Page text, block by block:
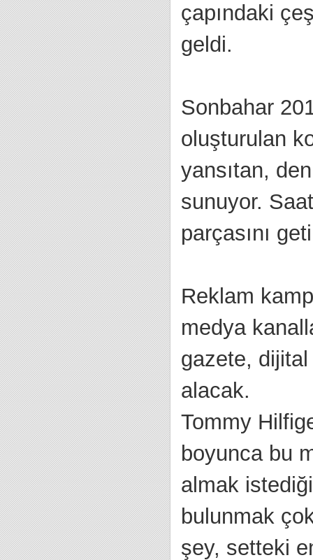
çapındaki
geldi.
Sonbahar
oluşturulan
yansıtan,
sunuyor.
parçasını
Reklam
medya
gazete, dijital
alacak.
Tommy
boyunca bu
almak
bulunmak
şey, setteki